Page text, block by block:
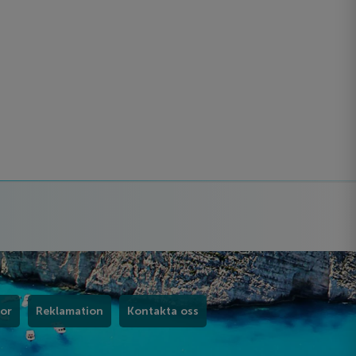
Reklamation Kontakta oss